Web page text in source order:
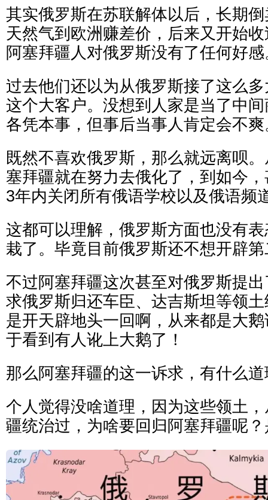
其实俄罗斯在苏联解体以后，长期
天然气到欧洲赚差价，后来又开始
阿塞拜疆人对俄罗斯没有了任何好感
过去他们还以为从俄罗斯接了这么
这个大客户。没想到人家是当了中
各凭本事，但事后当事人肯定会不爽
既然不喜欢俄罗斯，那么就远离呗
塞拜疆就在努力去俄化了，到如今
3年内关闭所有俄语学校以及俄语频
这都可以理解，俄罗斯方面也没有
栽了。毕竟目前俄罗斯还不想开辟
不过阿塞拜疆这次甚至对俄罗斯提
求俄罗斯归还车臣、达吉斯坦等领
是开天辟地头一回啊，从来都是大
于看到有人讹上大鹅了！
那么阿塞拜疆的这一诉求，有什么
个人觉得没啥道理，因为这些领土
疆统治过，为啥要回归阿塞拜疆呢